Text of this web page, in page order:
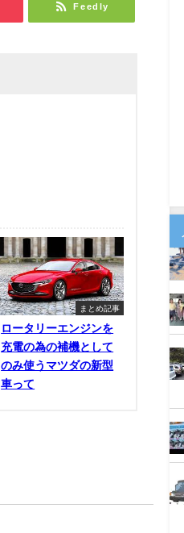
Feedly
まとめ記事
ロータリーエンジンを
充電の為の補機として
のみ使うマツダの新型
車って